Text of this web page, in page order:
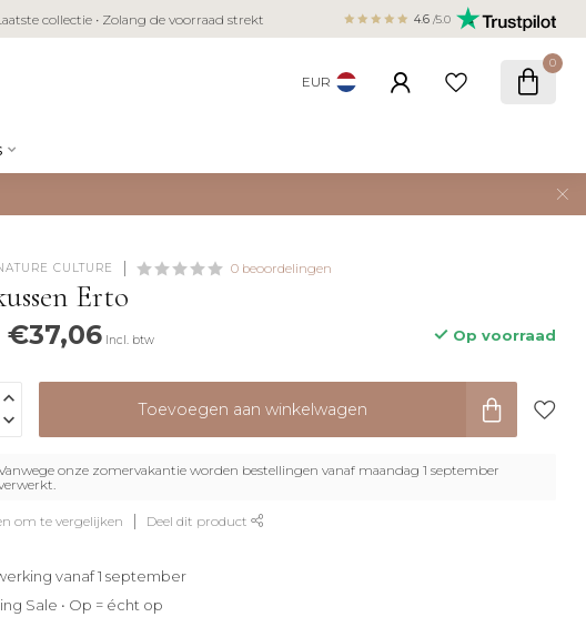
collectie • Zolang de voorraad strekt Veilig betalen met iDEAL, Bancontact,
creditcard 4.6 /5.0
EUR
0
CULTURE 0 beoordelingen
Erto
€37,06 Incl. btw Op voorraad
Toevoegen aan winkelwagen
onze zomervakantie worden bestellingen vanaf maandag 1 september
om te vergelijken Deel dit product
vanaf 1 september
Sale • Op = écht op